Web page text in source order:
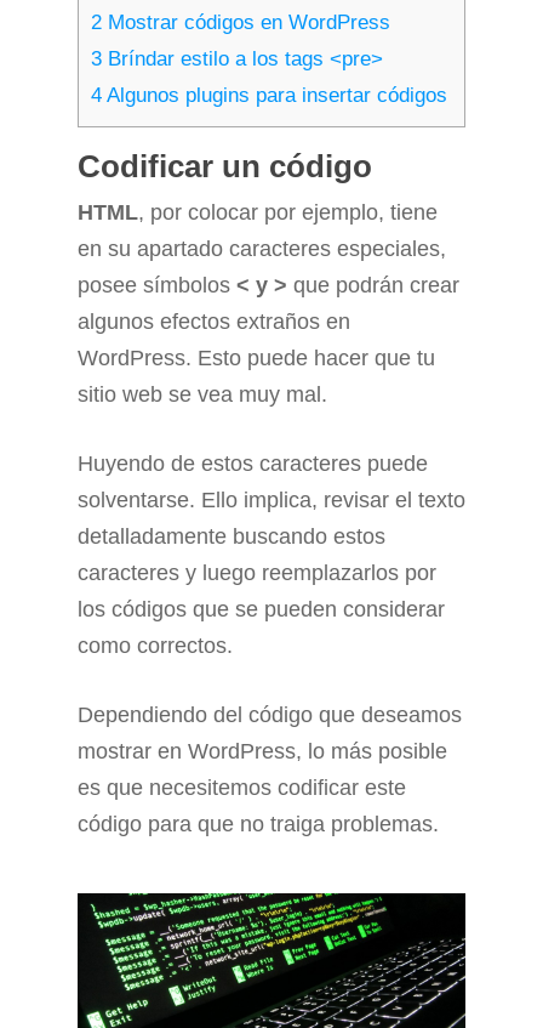
2 Mostrar códigos en WordPress
3 Bríndar estilo a los tags <pre>
4 Algunos plugins para insertar códigos
Codificar un código
HTML, por colocar por ejemplo, tiene
en su apartado caracteres especiales,
posee símbolos < y > que podrán crear
algunos efectos extraños en
WordPress. Esto puede hacer que tu
sitio web se vea muy mal.
Huyendo de estos caracteres puede
solventarse. Ello implica, revisar el texto
detalladamente buscando estos
caracteres y luego reemplazarlos por
los códigos que se pueden considerar
como correctos.
Dependiendo del código que deseamos
mostrar en WordPress, lo más posible
es que necesitemos codificar este
código para que no traiga problemas.